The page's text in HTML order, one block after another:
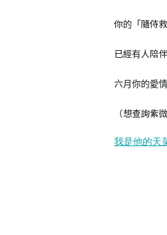
你的「隨侍
已經有人陪
六月你的愛
（想查詢紫